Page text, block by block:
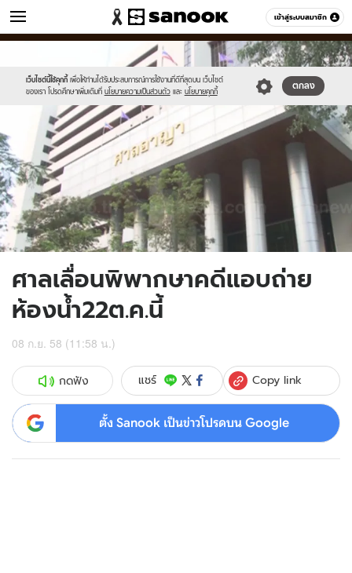
เข้าสู่ระบบสมาชิก
ข่าว หมวดอื่นๆ
เว็บไซต์นี้ใช้คุกกี้ เพื่อให้ท่านได้รับประสบการณ์การใช้งานที่ดีที่สุดบน เว็บไซต์
ของเรา โปรดศึกษาเพิ่มเติมที่ นโยบายความเป็นส่วนตัว และ นโยบายคุกกี้
ตกลง
//s.isanook.com/sr/0/images/logo-
sanook.png
//s.isanook.com/ns/0/ud/372/1861826/644475-
ศาลเลื่อนพิพากษาคดีแอบถ่าย
ห้องน้ำ22ต.ค.นี้
08 ก.ย. 58 (11:58 น.)
กดฟัง แชร์ Copy link
ตั้ง Sanook เป็นข่าวโปรดบน Google